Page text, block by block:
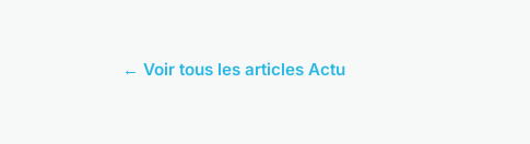
← Voir tous les articles Actu